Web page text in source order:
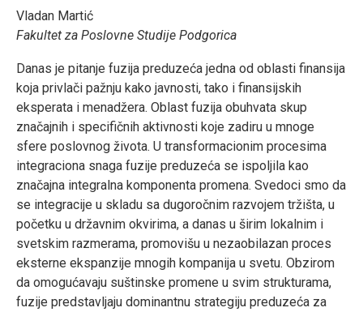
Vladan Martić
Fakultet za Poslovne Studije Podgorica
Danas je pitanje fuzija preduzeća jedna od oblasti finansija
koja privlači pažnju kako javnosti, tako i finansijskih
eksperata i menadžera. Oblast fuzija obuhvata skup
značajnih i specifičnih aktivnosti koje zadiru u mnoge
sfere poslovnog života. U transformacionim procesima
integraciona snaga fuzije preduzeća se ispoljila kao
značajna integralna komponenta promena. Svedoci smo da
se integracije u skladu sa dugoročnim razvojem tržišta, u
početku u državnim okvirima, a danas u širim lokalnim i
svetskim razmerama, promovišu u nezaobilazan proces
eksterne ekspanzije mnogih kompanija u svetu. Obzirom
da omogućavaju suštinske promene u svim strukturama,
fuzije predstavljaju dominantnu strategiju preduzeća za